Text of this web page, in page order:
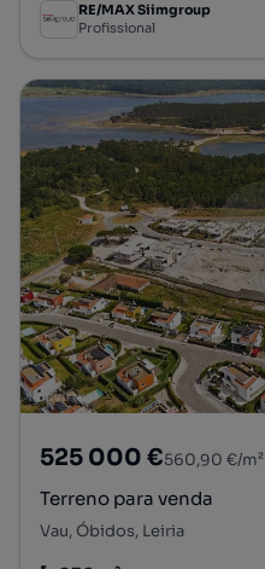
RE/MAX Siimgroup
Profissional
525 000 €560,90 €/m²
Terreno para venda
Vau, Óbidos, Leiria